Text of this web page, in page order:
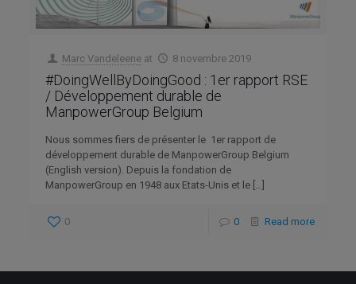
Marc Vandeleene at 8 novembre 2019
#DoingWellByDoingGood : 1er rapport RSE
/ Développement durable de
ManpowerGroup Belgium
Nous sommes fiers de présenter le 1er rapport de
développement durable de ManpowerGroup Belgium
(English version). Depuis la fondation de
ManpowerGroup en 1948 aux Etats-Unis et le […]
0 0 Read more